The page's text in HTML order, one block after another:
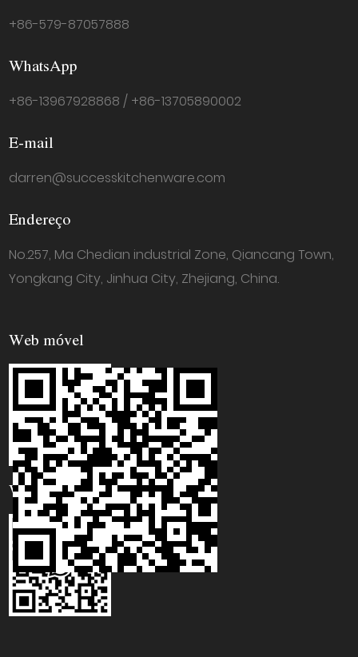
+86-579-87057888
WhatsApp
+86-13967928868 / +86-13705890002
E-mail
darren@successkitchenware.com
Endereço
No.257, Ma Chedian industrial Zone, Qiancang Town,
Yongkang City, Jinhua City, Zhejiang, China.
Web móvel
WhatsApp